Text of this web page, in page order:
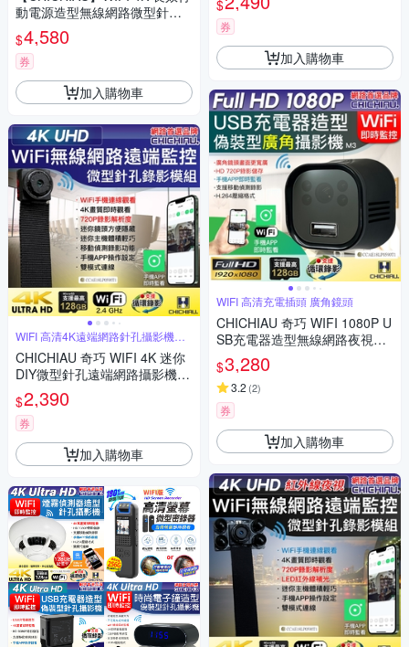
動電源造型無線網路微型針孔
攝影機H3 影音記錄器
$4,580
券
加入購物車
WIFI 高清4K遠端網路針孔攝影機模
CHICHIAU 奇巧 WIFI 4K 迷你
DIY微型針孔遠端網路攝影機錄
影模組
$2,390
券
加入購物車
$
券
加入購物車
WIFI 高清充電插頭 廣角鏡頭
CHICHIAU 奇巧 WIFI 1080P U
SB充電器造型無線網路夜視微
型廣角攝影機M3 影音記錄器
$3,280
3.2 (2)
券
加入購物車